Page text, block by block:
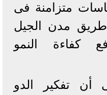
سياسات متزامنة فى
طريق مدن الجيل
كفاءة النمو
أن تفكير الدو